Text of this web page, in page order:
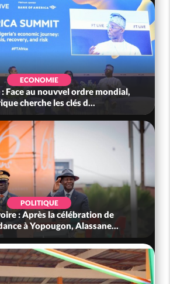
ECONOMIE
Face au nouvvel ordre mondial,
cherche les clés d...
POLITIQUE
: Après la célébration de
à Yopougon, Alassane...